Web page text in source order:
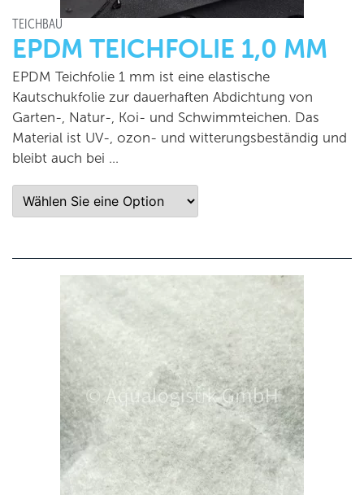
TEICHBAU
EPDM TEICHFOLIE 1,0 MM
EPDM Teichfolie 1 mm ist eine elastische
Kautschukfolie zur dauerhaften Abdichtung von
Garten-, Natur-, Koi- und Schwimmteichen. Das
Material ist UV-, ozon- und witterungsbeständig und
bleibt auch bei …